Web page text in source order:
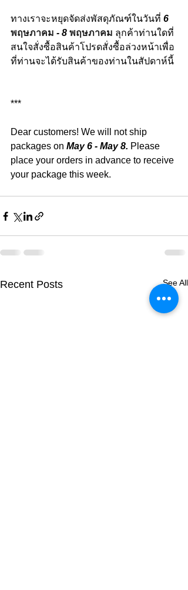
ทางเราจะหยุดจัดส่งพัสดุภัณฑ์ในวันที่ 6
พฤษภาคม - 8 พฤษภาคม ลุกค้าท่านใดที่
สนใจสั่งซื้อสินค้าโปรดสั่งซื้อล่วงหน้าเพื่อ
ที่ท่านจะได้รับสินค้าของท่านในสัปดาห์นี้
***
Dear customers! We will not ship
packages on May 6 - May 8. Please
place your orders in advance to receive
your package this week.
Recent Posts See All